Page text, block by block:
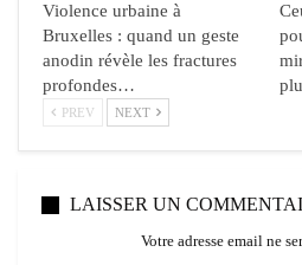
Violence urbaine à
Bruxelles : quand un geste
anodin révèle les fractures
profondes…
PREV NEXT
LAISSER UN
Votre adresse email ne